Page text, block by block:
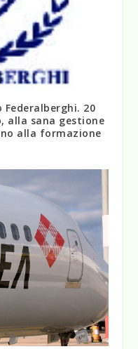
20
alla sana gestione
alla formazione